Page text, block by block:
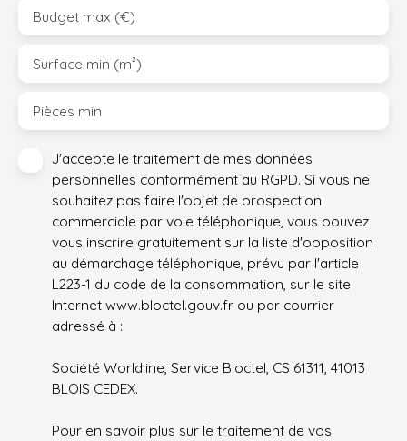
Budget max (€)
Surface min (m²)
Pièces min
J'accepte le traitement de mes données
personnelles conformément au RGPD. Si vous ne
souhaitez pas faire l'objet de prospection
commerciale par voie téléphonique, vous pouvez
vous inscrire gratuitement sur la liste d'opposition
au démarchage téléphonique, prévu par l'article
L223-1 du code de la consommation, sur le site
Internet www.bloctel.gouv.fr ou par courrier
adressé à :
Société Worldline, Service Bloctel, CS 61311, 41013
BLOIS CEDEX.
Pour en savoir plus sur le traitement de vos